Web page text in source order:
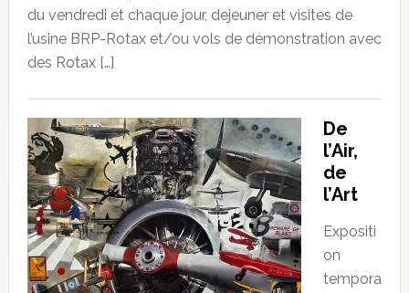
du vendredi et chaque jour, dejeuner et visites de
l’usine BRP-Rotax et/ou vols de démonstration avec
des Rotax […]
De
l’Air,
de
l’Art
Expositi
on
tempora